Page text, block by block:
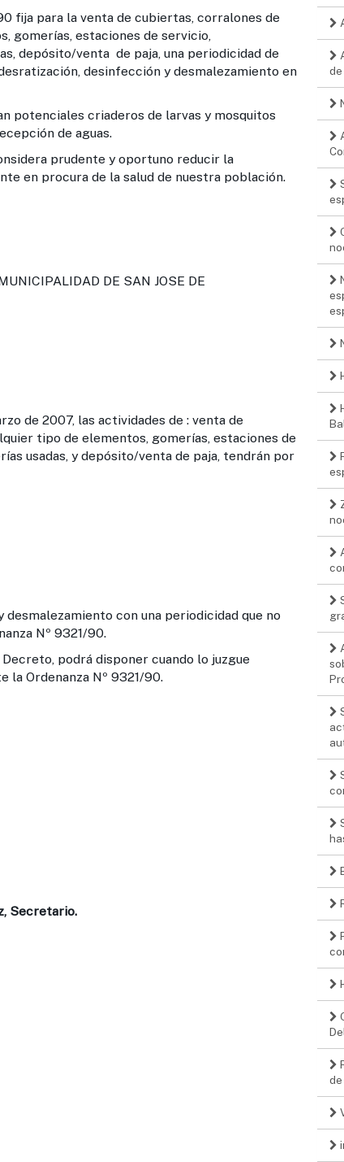
la venta de cubiertas, corralones de
gomerías, estaciones de servicio,
depósito/venta de paja, una periodicidad de
desinfección y desmalezamiento en
criaderos de larvas y mosquitos
de aguas.
prudente y oportuno reducir la
en procura de la salud de nuestra población.
DE SAN JOSE DE
de 2007, las actividades de : venta de
tipo de elementos, gomerías, estaciones de
usadas, y depósito/venta de paja, tendrán por
con una periodicidad que no
Nº 9321/90.
podrá disponer cuando lo juzgue
la Ordenanza Nº 9321/90.
Secretario.
de